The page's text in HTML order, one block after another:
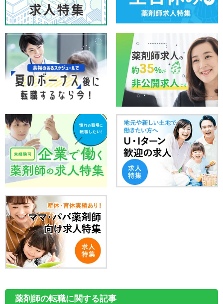
薬剤師の転職に関する記事